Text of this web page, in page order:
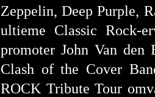
Zeppelin, Deep Purple,
ultieme Classic Rock-
promoter John Van den
Clash of the Cover
ROCK Tribute Tour